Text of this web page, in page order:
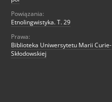
Powiązania:
Etnolingwistyka. T. 29
Prawa:
Biblioteka Uniwersytetu Marii Curie-
Skłodowskiej